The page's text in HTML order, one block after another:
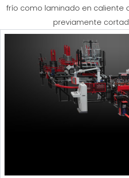
ARMADURA DE VIGUETA
MALLA
USADO CERTIFICADO MEP
SUPPLY CHAIN
WORKPLACE SAFETY
LANGUAGE COURSES
EFFECTIVE COMMUNICATION
frío como laminado en caliente
previamente